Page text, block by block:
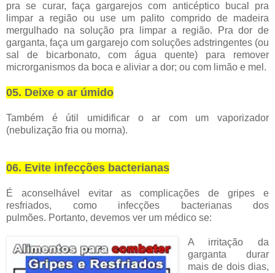
pra se curar, faça gargarejos com anticéptico bucal pra
limpar a região ou use um palito comprido de madeira
mergulhado na solução pra limpar a região.
Pra dor de
garganta, faça um gargarejo com soluções adstringentes (ou
sal de bicarbonato, com água quente) para remover
microrganismos da boca e aliviar a dor; ou com limão e mel.
05. Deixe o ar úmido
Também é útil umidificar o ar com um vaporizador
(nebulização fria ou morna).
06. Evite infecções bacterianas
É aconselhável evitar as complicações de gripes e
resfriados, como infecções bacterianas dos
pulmões. Portanto, devemos ver um médico se:
A irritação da
garganta durar
mais de dois dias,